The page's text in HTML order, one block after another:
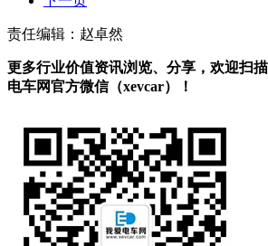
责任编辑：赵卓然
更多行业价值资讯浏览、分享，欢迎扫
电车网官方微信（xevcar）！